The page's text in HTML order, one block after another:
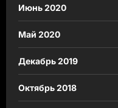
Июнь 2020
Май 2020
Декабрь 2019
Октябрь 2018